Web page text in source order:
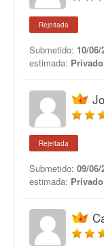
Rejeitada
Submetido: 10/
estimada: Privado
Rejeitada
Submetido: 09/06/
estimada: Privado